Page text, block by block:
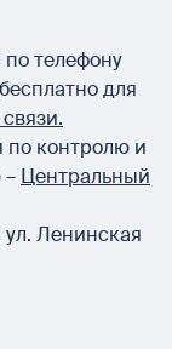
телефону
для
контролю и
– Центральный
ул. Ленинская